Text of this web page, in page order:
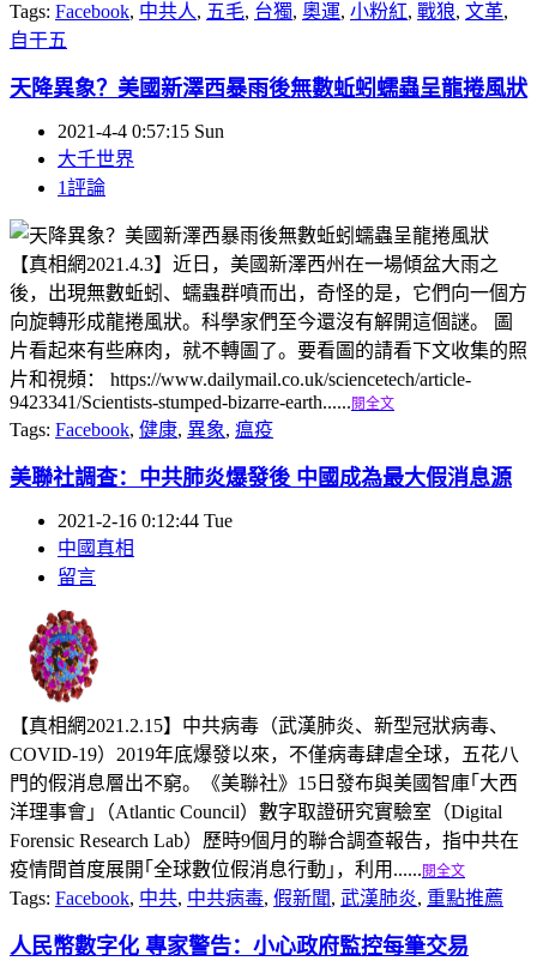
Tags: Facebook, 中共人, 五毛, 台獨, 奧運, 小粉紅, 戰狼, 文革,
自干五
天降異象？美國新澤西暴雨後無數蚯蚓蠕蟲呈龍捲風狀
2021-4-4 0:57:15 Sun
大千世界
1評論
【真相網2021.4.3】近日，美國新澤西州在一場傾盆大雨之
後，出現無數蚯蚓、蠕蟲群噴而出，奇怪的是，它們向一個方
向旋轉形成龍捲風狀。科學家們至今還沒有解開這個謎。 圖
片看起來有些麻肉，就不轉圖了。要看圖的請看下文收集的照
片和視頻： https://www.dailymail.co.uk/sciencetech/article-
9423341/Scientists-stumped-bizarre-earth...... 閱全文
Tags: Facebook, 健康, 異象, 瘟疫
美聯社調查：中共肺炎爆發後 中國成為最大假消息源
2021-2-16 0:12:44 Tue
中國真相
留言
【真相網2021.2.15】中共病毒（武漢肺炎、新型冠狀病毒、
COVID-19）2019年底爆發以來，不僅病毒肆虐全球，五花八
門的假消息層出不窮。《美聯社》15日發布與美國智庫｢大西
洋理事會｣（Atlantic Council）數字取證研究實驗室（Digital
Forensic Research Lab）歷時9個月的聯合調查報告，指中共在
疫情間首度展開｢全球數位假消息行動｣，利用...... 閱全文
Tags: Facebook, 中共, 中共病毒, 假新聞, 武漢肺炎, 重點推薦
人民幣數字化 專家警告：小心政府監控每筆交易